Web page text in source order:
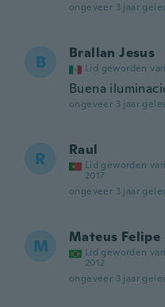
ongeveer 3 jaar
B Brallan Jesus
Lid geworden
Buena
ongeveer 3 jaar
R Raul
Lid geworden van
2017
ongeveer 3 jaar
M Mateus Felipe
Lid geworden van
2012
ongeveer 3 jaar